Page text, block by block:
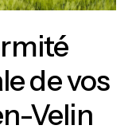
de vos
Velin